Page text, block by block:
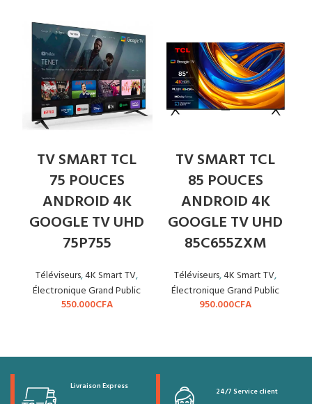
TV SMART TCL
75 POUCES
ANDROID 4K
GOOGLE TV UHD
75P755
Téléviseurs,4K Smart TV,
Électronique Grand Public
550.000CFA
TV SMART TCL
85 POUCES
ANDROID 4K
GOOGLE TV UHD
85C655ZXM
Téléviseurs,4K Smart TV,
Électronique Grand Public
950.000CFA
Livraison Express 24/7 Service client